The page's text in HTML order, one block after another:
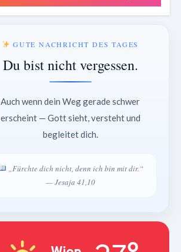
GUTE NACHRICHT DES TAGES
Du bist nicht vergessen.
Auch wenn dein Weg gerade schwer
erscheint — Gott sieht, versteht und
begleitet dich.
„Fürchte dich nicht, denn ich bin mit dir.“
— Jesaja 41,10